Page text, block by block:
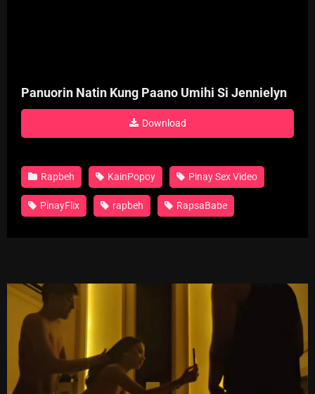
Panuorin Natin Kung Paano Umihi Si Jennielyn
Download
Rapbeh KainPopoy Pinay Sex Video
PinayFlix rapbeh RapsaBabe